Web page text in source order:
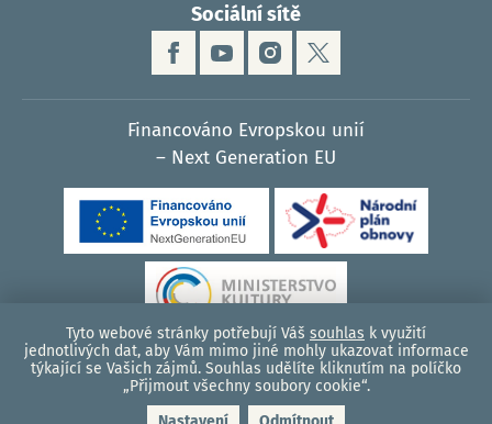
ná
Sociální sítě
Tyto webové stránky potřebují Váš souhlas k využití
jednotlivých dat, aby Vám mimo jiné mohly ukazovat informace
týkající se Vašich zájmů. Souhlas udělíte kliknutím na políčko
„Přijmout všechny soubory cookie“.
Financováno Evropskou unií
– Next Generation EU
© 2026, Bärenreiter Praha - hudební nakladatelství
|Podmínky ochrany osobních údajů